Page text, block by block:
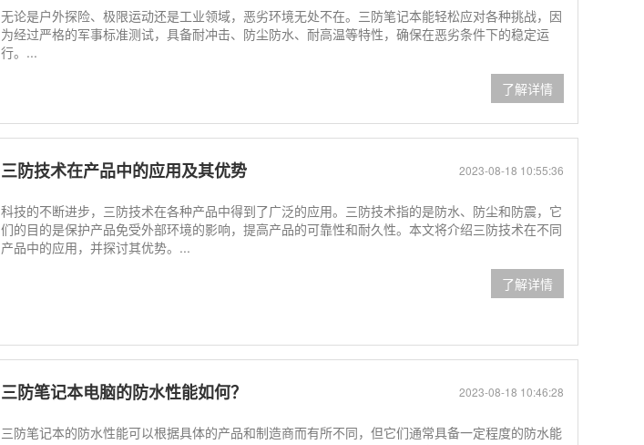
无论是户外探险、极限运动还是工业领域，恶劣环境无处不在。三防笔记本能轻松应对各种挑战，因
为经过严格的军事标准测试，具备耐冲击、防尘防水、耐高温等特性，确保在恶劣条件下的稳定运
行。...
了解详情
2023-08-18 10:55:36
三防技术在产品中的应用及其优势
科技的不断进步，三防技术在各种产品中得到了广泛的应用。三防技术指的是防水、防尘和防震，它
们的目的是保护产品免受外部环境的影响，提高产品的可靠性和耐久性。本文将介绍三防技术在不同
产品中的应用，并探讨其优势。...
了解详情
2023-08-18 10:46:28
三防笔记本电脑的防水性能如何？
三防笔记本的防水性能可以根据具体的产品和制造商而有所不同，但它们通常具备一定程度的防水能